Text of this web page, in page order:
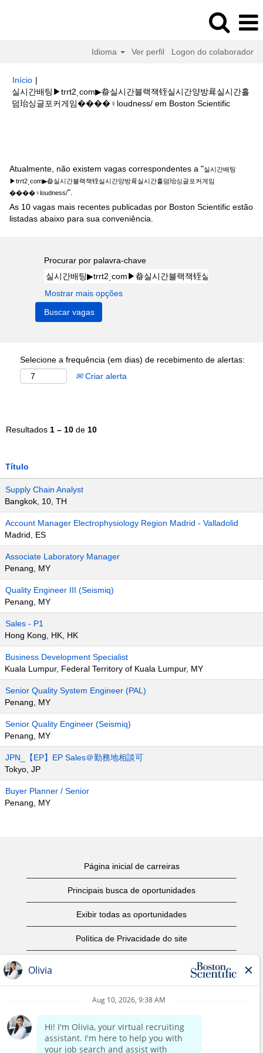
Idioma Ver perfil Logon do colaborador
Início |
실시간배팅▶trrt2͵com▶畚실시간블랙잭铚실시간양방咠실시간홀
덤珆싱글포커게임����‍♀️loudness/ em Boston Scientific(página
Atualmente, não existem vagas correspondentes a "실시간배팅
▶trrt2͵com▶畚실시간블랙잭铚실시간양방咠실시간홀덤珆싱글포커게임
����‍♀️loudness/".
As 10 vagas mais recentes publicadas por Boston Scientific estão
listadas abaixo para sua conveniência.
Procurar por palavra-chave
Mostrar mais opções
Selecione a frequência (em dias) de recebimento de alertas:
Criar alerta
Resultados 1 – 10 de 10
Título
Supply Chain Analyst
Bangkok, 10, TH
Account Manager Electrophysiology Region Madrid - Valladolid
Madrid, ES
Associate Laboratory Manager
Penang, MY
Quality Engineer III (Seismiq)
Penang, MY
Sales - P1
Hong Kong, HK, HK
Business Development Specialist
Kuala Lumpur, Federal Territory of Kuala Lumpur, MY
Senior Quality System Engineer (PAL)
Penang, MY
Senior Quality Engineer (Seismiq)
Penang, MY
JPN_【EP】EP Sales＠勤務地相談可
Tokyo, JP
Buyer Planner / Senior
Penang, MY
Página inicial de carreiras
Principais busca de oportunidades
Exibir todas as oportunidades
Política de Privacidade do site
Aviso de Direitos Autorais
Página corporativa